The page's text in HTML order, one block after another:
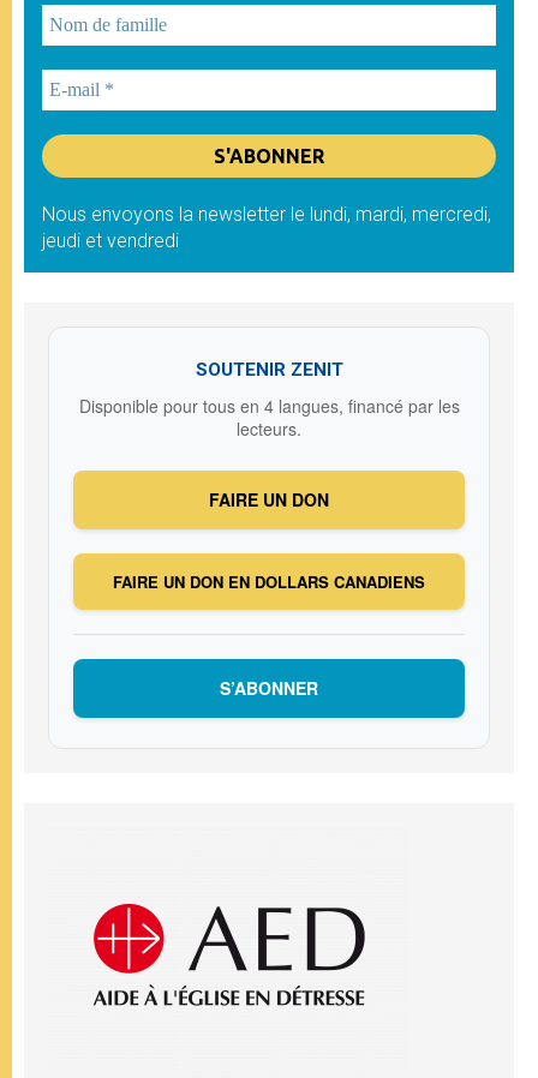
Nous envoyons la newsletter le lundi, mardi, mercredi,
jeudi et vendredi
SOUTENIR ZENIT
Disponible pour tous en 4 langues, financé par les
lecteurs.
FAIRE UN DON
FAIRE UN DON EN DOLLARS CANADIENS
S’ABONNER